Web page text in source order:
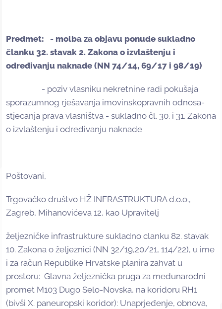
Predmet: - molba za objavu ponude sukladno
članku 32. stavak 2. Zakona o izvlaštenju i
određivanju naknade (NN 74/14, 69/17 i 98/19)
- poziv vlasniku nekretnine radi pokušaja
sporazumnog rješavanja imovinskopravnih odnosa-
stjecanja prava vlasništva - sukladno čl. 30. i 31. Zakona
o izvlaštenju i odredivanju naknade
Poštovani,
Trgovačko društvo HŽ INFRASTRUKTURA d.o.o.,
Zagreb, Mihanovićeva 12, kao Upravitelj
željezničke infrastrukture sukladno clanku 82. stavak
10. Zakona o željeznici (NN 32/19,20/21, 114/22), u ime
i za račun Republike Hrvatske planira zahvat u
prostoru: Glavna željeznička pruga za međunarodni
promet M103 Dugo Selo-Novska, na koridoru RH1
(bivši X. paneuropski koridor): Unaprjeđenje, obnova,